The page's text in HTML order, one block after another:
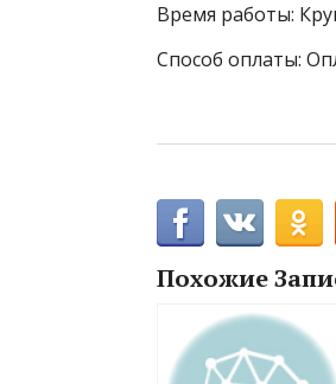
Время работы:
Способ оплаты:
Похожие